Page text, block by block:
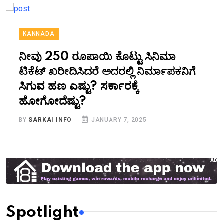
KANNADA
ನೀವು 250 ರೂಪಾಯಿ ಕೊಟ್ಟು ಸಿನಿಮಾ
ಟಿಕೆಟ್​ ಖರೀದಿಸಿದರೆ ಅದರಲ್ಲಿ ನಿರ್ಮಾಪಕನಿಗೆ
ಸಿಗುವ ಹಣ ಎಷ್ಟು? ಸರ್ಕಾರಕ್ಕೆ
ಹೋಗೋದೆಷ್ಟು?
BY SARKAI INFO JANUARY 7, 2025
Spotlight